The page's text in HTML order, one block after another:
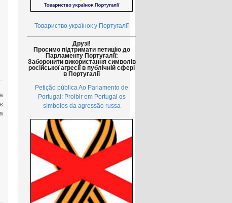
Товариство українок у Португалії
Друзі!
Просимо підтримати петицію до
Парламенту Португалії:
Заборонити використання символів
російської агресії в публічній сфері
в Португалії
Petição pública Ao Parlamento de
Portugal: Proibir em Portugal os
símbolos da agressão russa